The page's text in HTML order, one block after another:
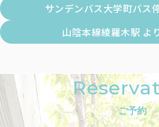
サンデンバス大学町バス
山陰本線綾羅木駅 よ
ご予約